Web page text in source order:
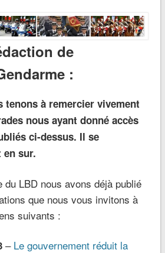
de
:
tenons à remercier vivement
nous ayant donné accès
ci-dessus. Il se
en sur.
du LBD nous avons déjà publié
que nous vous invitons à
suivants :
– Le gouvernement réduit la